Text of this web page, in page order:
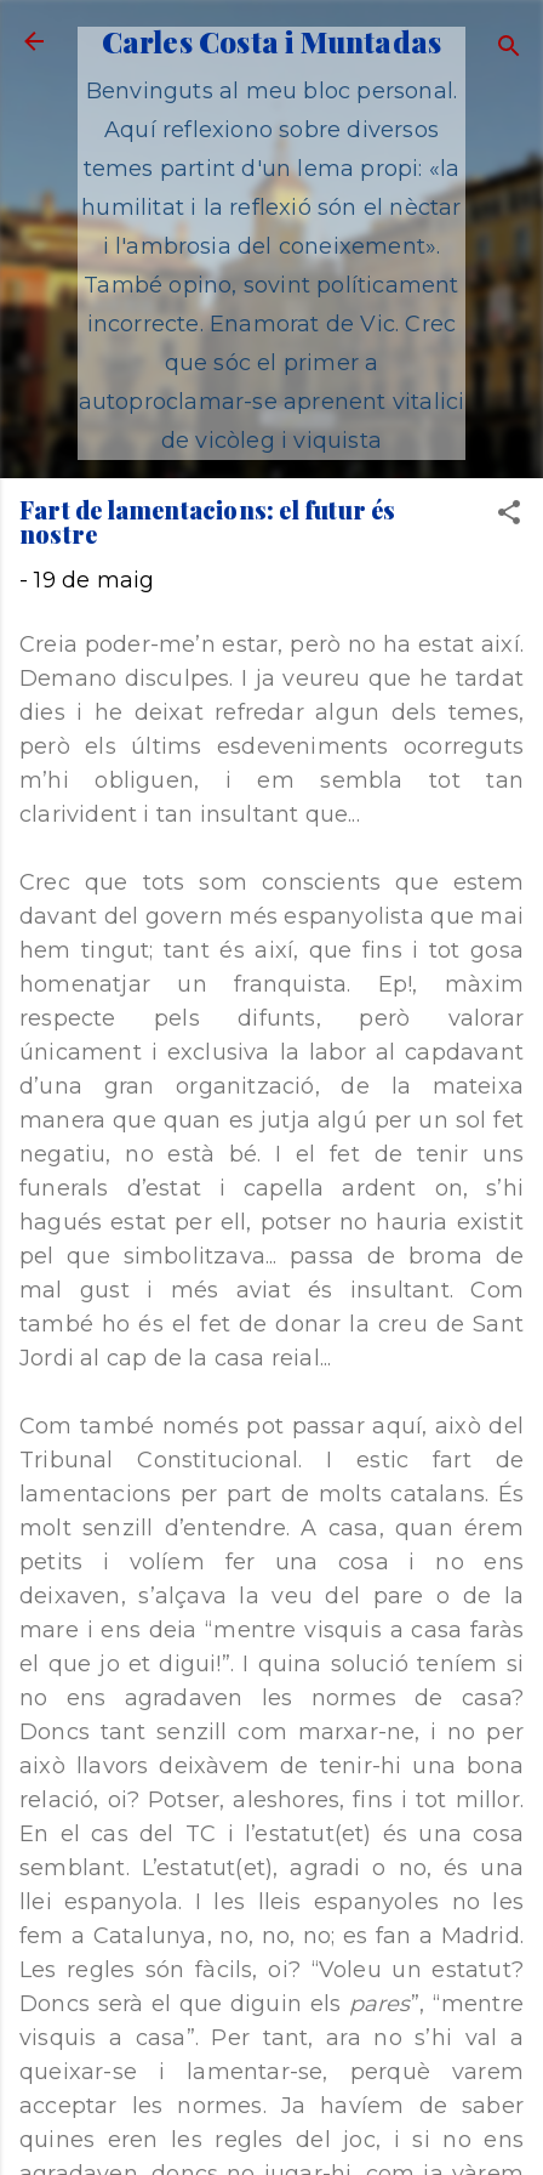
Salta al contingut principal
Carles Costa i Muntadas
Benvinguts al meu bloc personal.
Aquí reflexiono sobre diversos
temes partint d'un lema propi: «la
humilitat i la reflexió són el nèctar
i l'ambrosia del coneixement».
També opino, sovint políticament
incorrecte. Enamorat de Vic. Crec
que sóc el primer a
autoproclamar-se aprenent vitalici
de vicòleg i viquista
Fart de lamentacions: el futur és
nostre
-19 de maig
Creia poder-me’n estar, però no ha estat així.
Demano disculpes. I ja veureu que he tardat
dies i he deixat refredar algun dels temes,
però els últims esdeveniments ocorreguts
m’hi obliguen, i em sembla tot tan
clarivident i tan insultant que...
Crec que tots som conscients que estem
davant del govern més espanyolista que mai
hem tingut; tant és així, que fins i tot gosa
homenatjar un franquista. Ep!, màxim
respecte pels difunts, però valorar
únicament i exclusiva la labor al capdavant
d’una gran organització, de la mateixa
manera que quan es jutja algú per un sol fet
negatiu, no està bé. I el fet de tenir uns
funerals d’estat i capella ardent on, s’hi
hagués estat per ell, potser no hauria existit
pel que simbolitzava... passa de broma de
mal gust i més aviat és insultant. Com
també ho és el fet de donar la creu de Sant
Jordi al cap de la casa reial...
Com també només pot passar aquí, això del
Tribunal Constitucional. I estic fart de
lamentacions per part de molts catalans. És
molt senzill d’entendre. A casa, quan érem
petits i volíem fer una cosa i no ens
deixaven, s’alçava la veu del pare o de la
mare i ens deia “mentre visquis a casa faràs
el que jo et digui!”. I quina solució teníem si
no ens agradaven les normes de casa?
Doncs tant senzill com marxar-ne, i no per
això llavors deixàvem de tenir-hi una bona
relació, oi? Potser, aleshores, fins i tot millor.
En el cas del TC i l’estatut(et) és una cosa
semblant. L’estatut(et), agradi o no, és una
llei espanyola. I les lleis espanyoles no les
fem a Catalunya, no, no, no; es fan a Madrid.
Les regles són fàcils, oi? “Voleu un estatut?
Doncs serà el que diguin els pares”, “mentre
visquis a casa”. Per tant, ara no s’hi val a
queixar-se i lamentar-se, perquè varem
acceptar les normes. Ja havíem de saber
quines eren les regles del joc, i si no ens